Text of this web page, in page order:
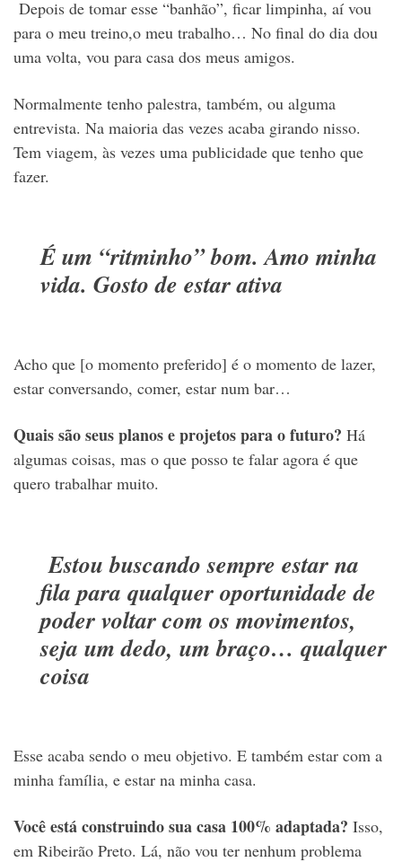
Depois de tomar esse “banhão”, ficar limpinha, aí vou
para o meu treino,o meu trabalho… No final do dia dou
uma volta, vou para casa dos meus amigos.
Normalmente tenho palestra, também, ou alguma
entrevista. Na maioria das vezes acaba girando nisso.
Tem viagem, às vezes uma publicidade que tenho que
fazer.
É um “ritminho” bom. Amo minha
vida. Gosto de estar ativa
Acho que [o momento preferido] é o momento de lazer,
estar conversando, comer, estar num bar…
Quais são seus planos e projetos para o futuro? Há
algumas coisas, mas o que posso te falar agora é que
quero trabalhar muito.
Estou buscando sempre estar na
fila para qualquer oportunidade de
poder voltar com os movimentos,
seja um dedo, um braço… qualquer
coisa
Esse acaba sendo o meu objetivo. E também estar com a
minha família, e estar na minha casa.
Você está construindo sua casa 100% adaptada? Isso,
em Ribeirão Preto. Lá, não vou ter nenhum problema